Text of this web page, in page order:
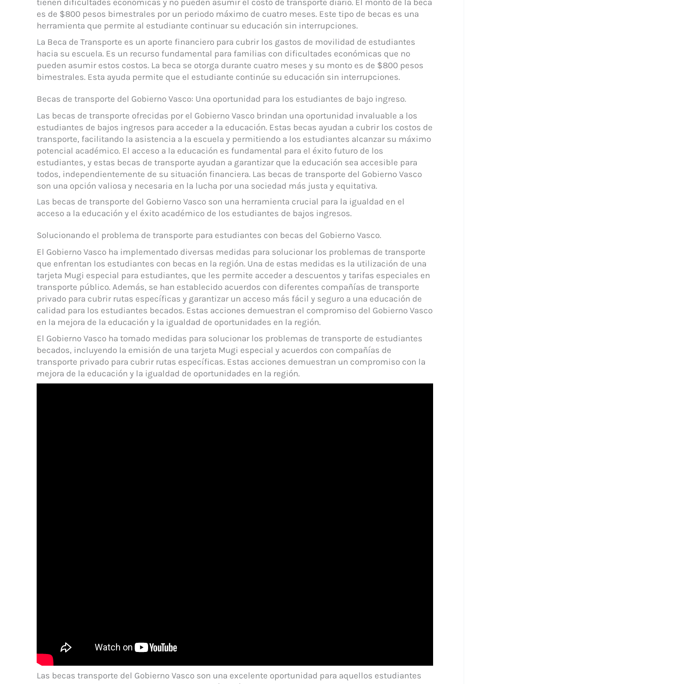
tienen dificultades económicas y no pueden asumir el costo de transporte diario. El monto de la beca
es de $800 pesos bimestrales por un periodo máximo de cuatro meses. Este tipo de becas es una
herramienta que permite al estudiante continuar su educación sin interrupciones.
La Beca de Transporte es un aporte financiero para cubrir los gastos de movilidad de estudiantes
hacia su escuela. Es un recurso fundamental para familias con dificultades económicas que no
pueden asumir estos costos. La beca se otorga durante cuatro meses y su monto es de $800 pesos
bimestrales. Esta ayuda permite que el estudiante continúe su educación sin interrupciones.
Becas de transporte del Gobierno Vasco: Una oportunidad para los estudiantes de bajo ingreso.
Las becas de transporte ofrecidas por el Gobierno Vasco brindan una oportunidad invaluable a los
estudiantes de bajos ingresos para acceder a la educación. Estas becas ayudan a cubrir los costos de
transporte, facilitando la asistencia a la escuela y permitiendo a los estudiantes alcanzar su máximo
potencial académico. El acceso a la educación es fundamental para el éxito futuro de los
estudiantes, y estas becas de transporte ayudan a garantizar que la educación sea accesible para
todos, independientemente de su situación financiera. Las becas de transporte del Gobierno Vasco
son una opción valiosa y necesaria en la lucha por una sociedad más justa y equitativa.
Las becas de transporte del Gobierno Vasco son una herramienta crucial para la igualdad en el
acceso a la educación y el éxito académico de los estudiantes de bajos ingresos.
Solucionando el problema de transporte para estudiantes con becas del Gobierno Vasco.
El Gobierno Vasco ha implementado diversas medidas para solucionar los problemas de transporte
que enfrentan los estudiantes con becas en la región. Una de estas medidas es la utilización de una
tarjeta Mugi especial para estudiantes, que les permite acceder a descuentos y tarifas especiales en
transporte público. Además, se han establecido acuerdos con diferentes compañías de transporte
privado para cubrir rutas específicas y garantizar un acceso más fácil y seguro a una educación de
calidad para los estudiantes becados. Estas acciones demuestran el compromiso del Gobierno Vasco
en la mejora de la educación y la igualdad de oportunidades en la región.
El Gobierno Vasco ha tomado medidas para solucionar los problemas de transporte de estudiantes
becados, incluyendo la emisión de una tarjeta Mugi especial y acuerdos con compañías de
transporte privado para cubrir rutas específicas. Estas acciones demuestran un compromiso con la
mejora de la educación y la igualdad de oportunidades en la región.
Las becas transporte del Gobierno Vasco son una excelente oportunidad para aquellos estudiantes